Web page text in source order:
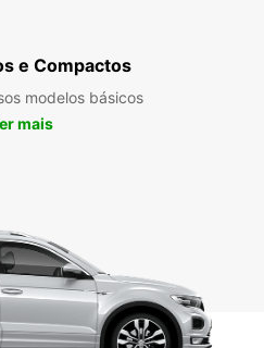
e Compactos
modelos básicos
mais